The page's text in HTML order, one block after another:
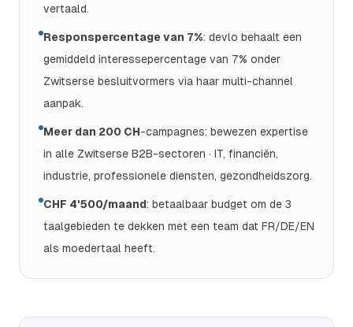
vertaald.
Responspercentage van 7%: devlo behaalt een
gemiddeld interessepercentage van 7% onder
Zwitserse besluitvormers via haar multi-channel
aanpak.
Meer dan 200 CH-campagnes: bewezen expertise
in alle Zwitserse B2B-sectoren · IT, financiën,
industrie, professionele diensten, gezondheidszorg.
CHF 4'500/maand: betaalbaar budget om de 3
taalgebieden te dekken met een team dat FR/DE/EN
als moedertaal heeft.